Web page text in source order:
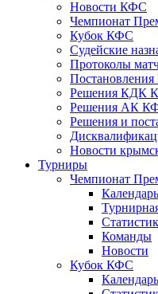
Новости КФС
Чемпионат
Кубок КФС
Судейские
Протоколы
Решения КДК
Решения АК
Решения и
Новости
Турниры
Чемпионат
Команды
Новости
Кубок КФС